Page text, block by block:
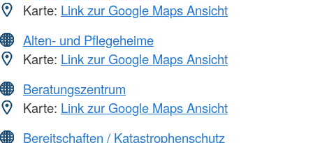
Karte: Link zur Google Maps Ansicht
Alten- und Pflegeheime
Karte: Link zur Google Maps Ansicht
Beratungszentrum
Karte: Link zur Google Maps Ansicht
Bereitschaften / Katastrophenschutz